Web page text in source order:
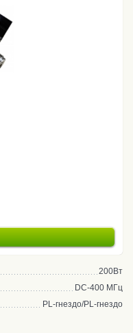
200Вт
DC-400 МГц
PL-гнездо/PL-гнездо